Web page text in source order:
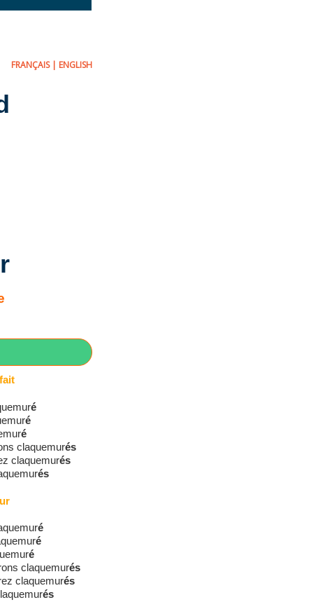
FRANÇAIS| ENGLISH
é
é
é
claquemurés
claquemurés
és
é
é
é
claquemurés
claquemurés
és